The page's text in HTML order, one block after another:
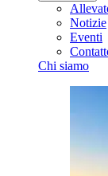
Notizie
Eventi
Chi siamo